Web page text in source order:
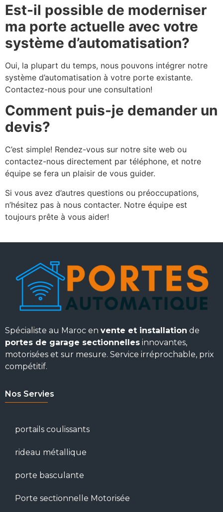
Est-il possible de moderniser
ma porte actuelle avec votre
système d’automatisation?
Oui, la plupart du temps, nous pouvons intégrer notre
système d’automatisation à votre porte existante.
Contactez-nous pour une consultation!
Comment puis-je demander un
devis?
C’est simple! Rendez-vous sur notre site web ou
contactez-nous directement par téléphone, et notre
équipe se fera un plaisir de vous guider.
Si vous avez d’autres questions ou préoccupations,
n’hésitez pas à nous contacter. Notre équipe est
toujours prête à vous aider!
Spécialiste au Maroc en vente et installation de
portes de garage sectionnelles innovantes,
motorisées et sur mesure. Service irréprochable, prix
compétitif.
Nos Servies
portails coulissants
rideau métallique
porte basculante
Porte sectionnelle Motorisée